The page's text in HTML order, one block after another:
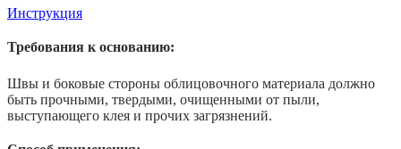
Инструкция
Требования к основанию:
Швы и боковые стороны облицовочного материала должно
быть прочными, твердыми, очищенными от пыли,
выступающего клея и прочих загрязнений.